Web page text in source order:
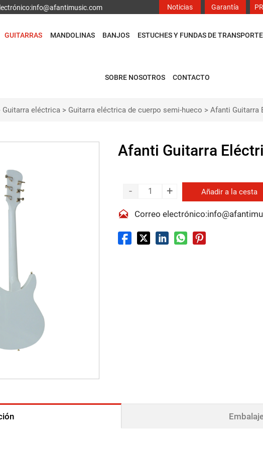
Noticias Garantía
GUITARRAS MANDOLINAS BANJOS ESTUCHES Y FUNDAS DE TRANSPORTE
SOBRE NOSOTROS CONTACTO
Guitarra eléctrica > Guitarra eléctrica de cuerpo semi-hueco > Afanti Guitarra
Afanti Guitarra
- + Añadir a la cesta
 Correo